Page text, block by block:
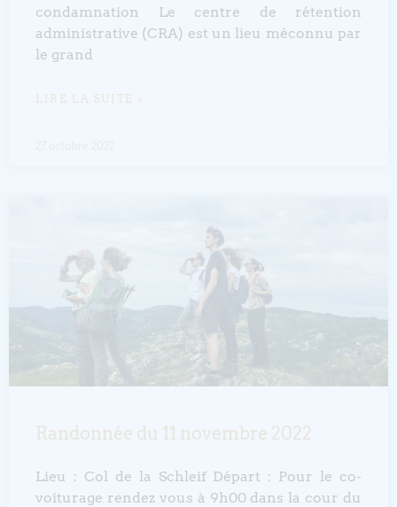
condamnation Le centre de rétention
administrative (CRA) est un lieu méconnu par
le grand
LIRE LA SUITE »
Randonnée du 11 novembre 2022
Lieu : Col de la Schleif Départ : Pour le co-
voiturage rendez vous à 9h00 dans la cour du